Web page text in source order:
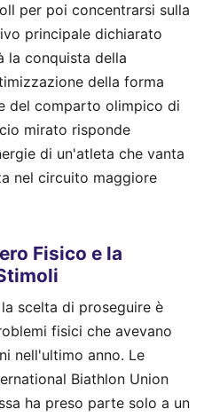
per poi concentrarsi sulla
principale dichiarato
la conquista della
della forma
del comparto olimpico di
mirato risponde
di un'atleta che vanta
nel circuito maggiore
Fisico e la
scelta di proseguire è
fisici che avevano
nell'ultimo anno. Le
Biathlon Union
ha preso parte solo a un